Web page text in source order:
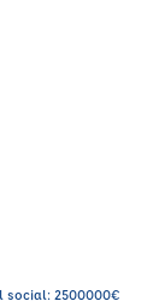
fenêtre)
fenêtre)
(nouvelle
social: 2500000€